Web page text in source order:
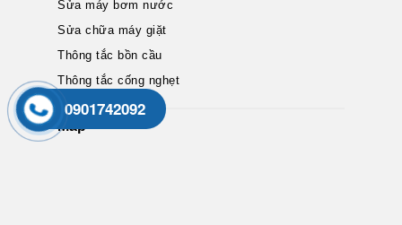
Sửa máy bơm nước
Sửa chữa máy giặt
Thông tắc bồn cầu
Thông tắc cống nghẹt
Map
0901742092